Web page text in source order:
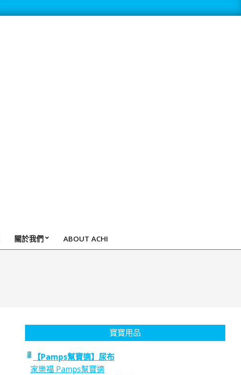
關於我們 ABOUT ACHI
寶寶用品
【Pamps幫寶適】尿布
家樂福 Pamps幫寶適